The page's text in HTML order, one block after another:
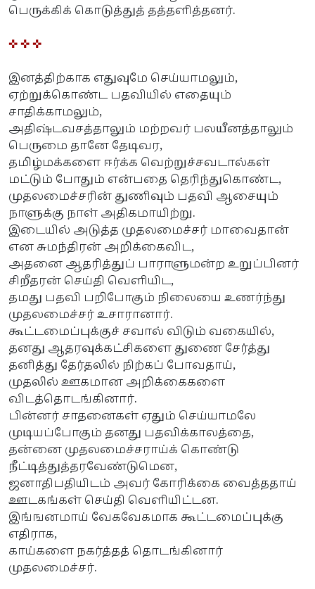
பெருக்கிக் கொடுத்துத் தத்தளித்தனர்.
✜ ✜ ✜
இனத்திற்காக எதுவுமே செய்யாமலும்,
ஏற்றுக்கொண்ட பதவியில் எதையும்
சாதிக்காமலும்,
அதிஷ்டவசத்தாலும் மற்றவர் பலயீனத்தாலும்
பெருமை தானே தேடிவர,
தமிழ்மக்களை ஈர்க்க வெற்றுச்சவடால்கள்
மட்டும் போதும் என்பதை தெரிந்துகொண்ட,
முதலமைச்சரின் துணிவும் பதவி ஆசையும்
நாளுக்கு நாள் அதிகமாயிற்று.
இடையில் அடுத்த முதலமைச்சர் மாவைதான்
என சுமந்திரன் அறிக்கைவிட,
அதனை ஆதரித்துப் பாராளுமன்ற உறுப்பினர்
சிறீதரன் செய்தி வெளியிட,
தமது பதவி பறிபோகும் நிலையை உணர்ந்து
முதலமைச்சர் உசாரானார்.
கூட்டமைப்புக்குச் சவால் விடும் வகையில்,
தனது ஆதரவுக்கட்சிகளை துணை சேர்த்து
தனித்து தேர்தலில் நிற்கப் போவதாய்,
முதலில் ஊகமான அறிக்கைகளை
விடத்தொடங்கினார்.
பின்னர் சாதனைகள் ஏதும் செய்யாமலே
முடியப்போகும் தனது பதவிக்காலத்தை,
தன்னை முதலமைச்சராய்க் கொண்டு
நீட்டித்துத்தரவேண்டுமென,
ஜனாதிபதியிடம் அவர் கோரிக்கை வைத்ததாய்
ஊடகங்கள் செய்தி வெளியிட்டன.
இங்ஙனமாய் வேகவேகமாக கூட்டமைப்புக்கு
எதிராக,
காய்களை நகர்த்தத் தொடங்கினார்
முதலமைச்சர்.